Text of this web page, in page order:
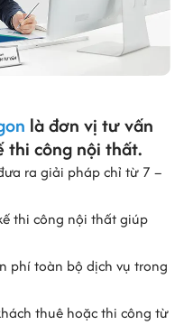
là đơn vị tư vấn
thi công nội thất.
ra giải pháp chỉ từ 7 –
thi công nội thất giúp
phí toàn bộ dịch vụ trong
thuê hoặc thi công từ